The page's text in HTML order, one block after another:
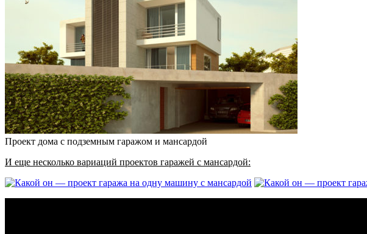
Проект дома с подземным гаражом и мансардой
И еще несколько вариаций проектов гаражей с мансардой: